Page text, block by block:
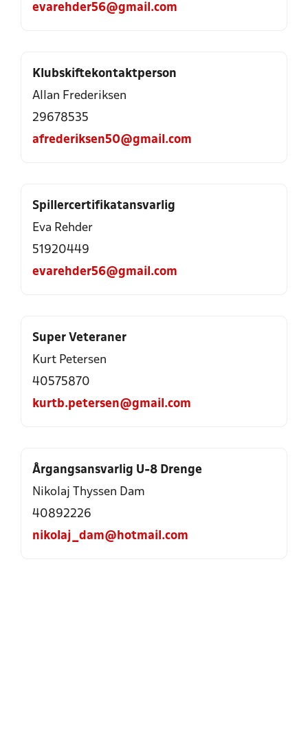
evarehder56@gmail.com
Klubskiftekontaktperson
Allan Frederiksen
29678535
afrederiksen50@gmail.com
Spillercertifikatansvarlig
Eva Rehder
51920449
evarehder56@gmail.com
Super Veteraner
Kurt Petersen
40575870
kurtb.petersen@gmail.com
Årgangsansvarlig U-8 Drenge
Nikolaj Thyssen Dam
40892226
nikolaj_dam@hotmail.com